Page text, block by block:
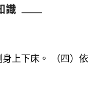
識
上下床。 （四）依